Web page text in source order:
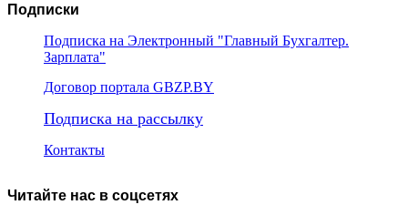
Подписки
Подписка на Электронный "Главный Бухгалтер.
Зарплата"
Договор портала GBZP.BY
Подписка на рассылку
Контакты
Читайте нас в соцсетях